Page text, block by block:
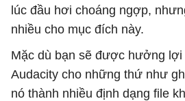
lúc đầu hơi choáng ngợp,
nhiều cho mục đích này.
Mặc dù bạn sẽ được hưởng
Audacity cho những thứ như
nó thành nhiều định dạng file